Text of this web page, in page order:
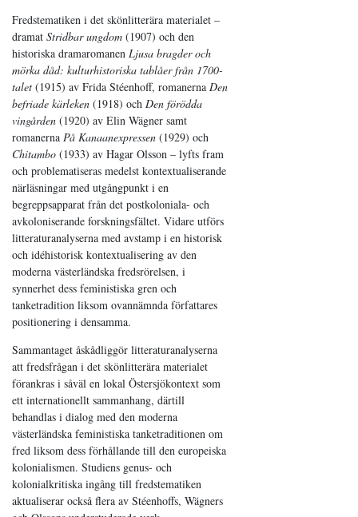
Fredstematiken i det skönlitterära materialet –
dramat Stridbar ungdom (1907) och den
historiska dramaromanen Ljusa bragder och
mörka dåd: kulturhistoriska tablåer från 1700-
talet (1915) av Frida Stéenhoff, romanerna Den
befriade kärleken (1918) och Den förödda
vingården (1920) av Elin Wägner samt
romanerna På Kanaanexpressen (1929) och
Chitambo (1933) av Hagar Olsson – lyfts fram
och problematiseras medelst kontextualiserande
närläsningar med utgångpunkt i en
begreppsapparat från det postkoloniala- och
avkoloniserande forskningsfältet. Vidare utförs
litteraturanalyserna med avstamp i en historisk
och idéhistorisk kontextualisering av den
moderna västerländska fredsrörelsen, i
synnerhet dess feministiska gren och
tanketradition liksom ovannämnda författares
positionering i densamma.
Sammantaget åskådliggör litteraturanalyserna
att fredsfrågan i det skönlitterära materialet
förankras i såväl en lokal Östersjökontext som
ett internationellt sammanhang, därtill
behandlas i dialog med den moderna
västerländska feministiska tanketraditionen om
fred liksom dess förhållande till den europeiska
kolonialismen. Studiens genus- och
kolonialkritiska ingång till fredstematiken
aktualiserar också flera av Stéenhoffs, Wägners